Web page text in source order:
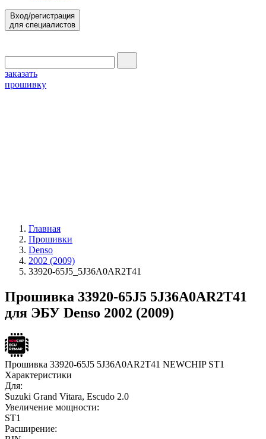
Вход/регистрация
для специалистов
заказать
прошивку
Главная
Прошивки
Denso
2002 (2009)
33920-65J5_5J36A0AR2T41
Прошивка 33920-65J5 5J36A0AR2T41
для ЭБУ Denso 2002 (2009)
Прошивка 33920-65J5 5J36A0AR2T41 NEWCHIP ST1
Характеристики
Для:
Suzuki Grand Vitara, Escudo 2.0
Увеличение мощности:
ST1
Расширение: